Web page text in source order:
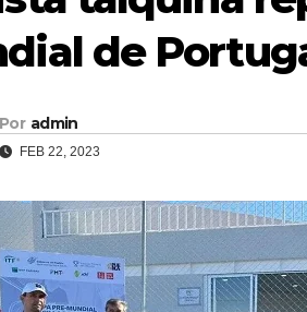
de
Por admin
FEB 22, 2023